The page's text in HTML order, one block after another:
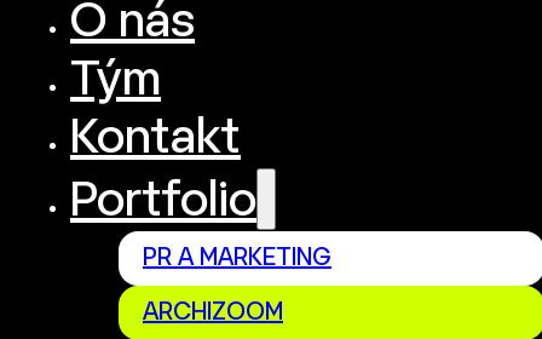
O nás
Tým
Kontakt
Portfolio
PR A MARKETING
ARCHIZOOM